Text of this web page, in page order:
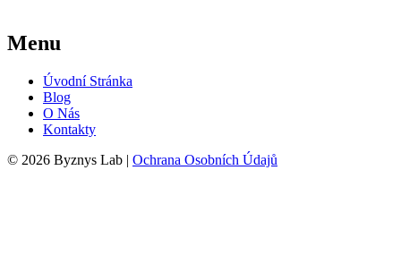
Menu
Úvodní Stránka
Blog
O Nás
Kontakty
© 2026 Byznys Lab | Ochrana Osobních Údajů